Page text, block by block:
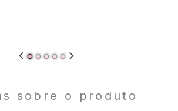
sobre o produto